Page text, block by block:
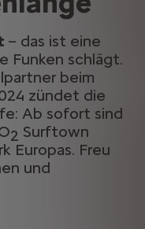
– das ist eine
Funken schlägt.
beim
zündet die
Ab sofort sind
2 Surftown
Europas. Freu
und